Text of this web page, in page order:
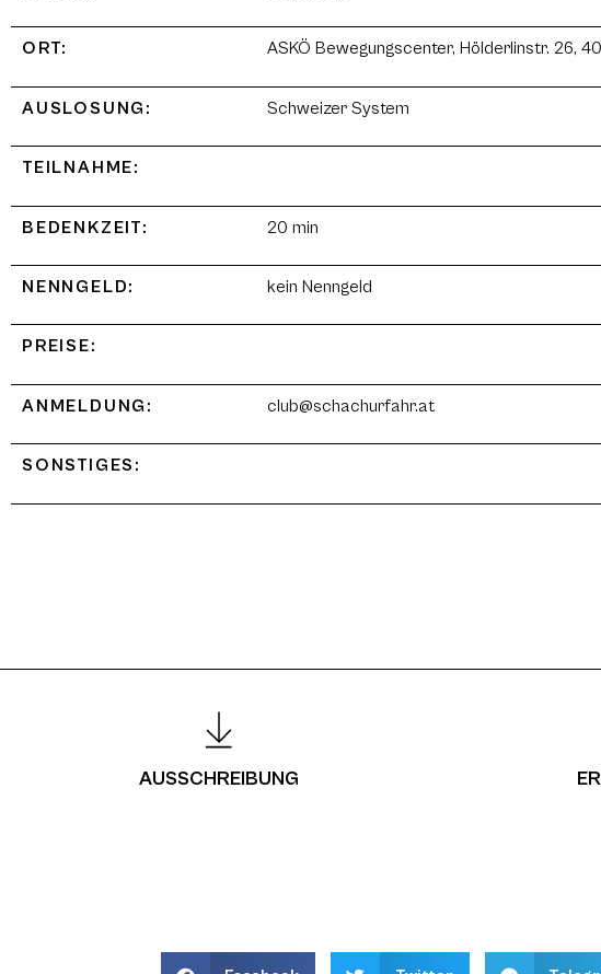
ORT: ASKÖ Bewegungscenter, Hölderlinstr. 26,
AUSLOSUNG: Schweizer System
TEILNAHME:
BEDENKZEIT: 20 min
NENNGELD: kein Nenngeld
PREISE:
ANMELDUNG: club@schachurfahr.at
SONSTIGES:
AUSSCHREIBUNG